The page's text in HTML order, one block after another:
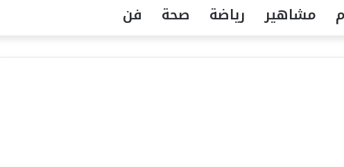
مشاهير رياضة صحة فن